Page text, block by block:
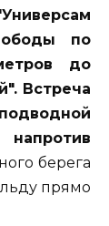
по
до
Встреча
берега
прямо